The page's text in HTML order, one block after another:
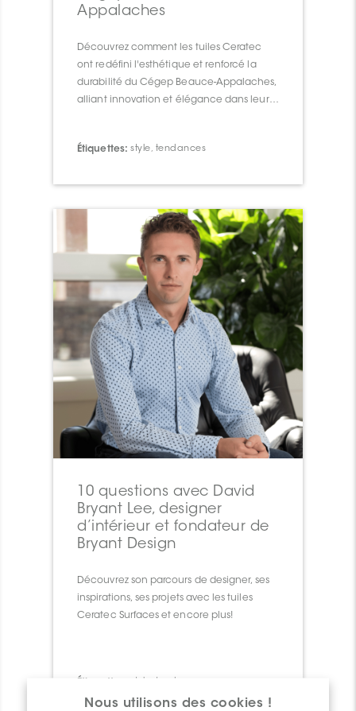
Nous utilisons des cookies !
Appalaches
Découvrez comment les tuiles Ceratec
ont redéfini l'esthétique et renforcé la
durabilité du Cégep Beauce-Appalaches,
alliant innovation et élégance dans leur
Étiquettes: style, tendances
10 questions avec David
Bryant Lee, designer
d’intérieur et fondateur de
Bryant Design
Découvrez son parcours de designer, ses
inspirations, ses projets avec les tuiles
Ceratec Surfaces et encore plus!